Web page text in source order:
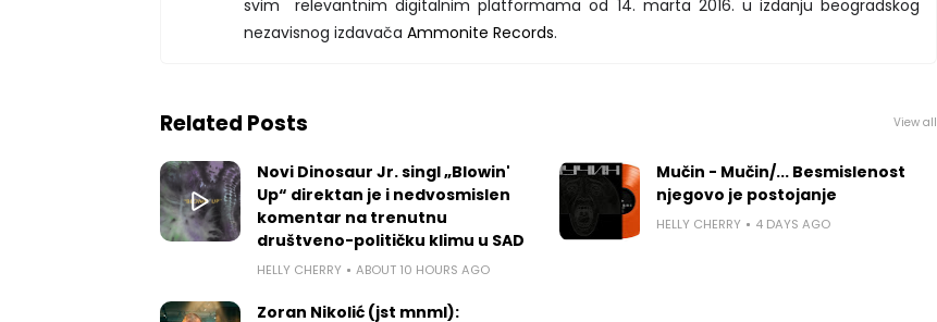
svim relevantnim digitalnim platformama od 14. marta 2016. u izdanju beogradskog
nezavisnog izdavača Ammonite Records.
Related Posts View all
Novi Dinosaur Jr. singl „Blowin'
Up“ direktan je i nedvosmislen
komentar na trenutnu
društveno-političku klimu u SAD
HELLY CHERRY ABOUT 10 HOURS AGO
Mučin - Mučin/... Besmislenost
njegovo je postojanje
HELLY CHERRY 4 DAYS AGO
Zoran Nikolić (jst mnml):